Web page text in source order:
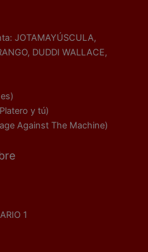
JOTAMAYÚSCULA,
DUDDI WALLACE,
y tú)
Against The Machine)
1